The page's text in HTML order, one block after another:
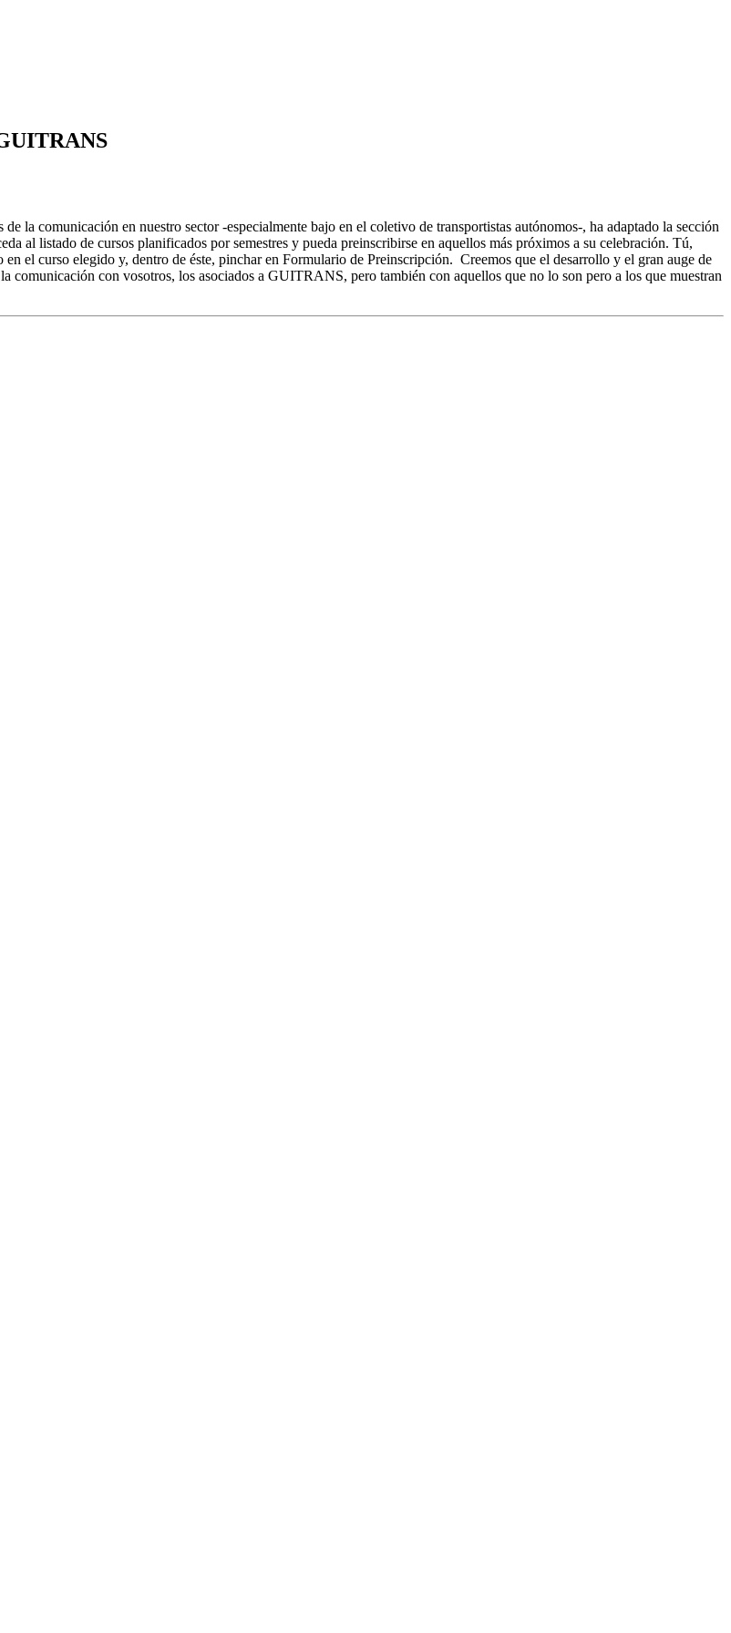
la comunicación en nuestro sector -especialmente bajo en el coletivo de transportistas autónomos-, ha adaptado la sección
al listado de cursos planificados por semestres y pueda preinscribirse en aquellos más próximos a su celebración. Tú,
el curso elegido y, dentro de éste, pinchar en Formulario de Preinscripción. Creemos que el desarrollo y el gran auge de
comunicación con vosotros, los asociados a GUITRANS, pero también con aquellos que no lo son pero a los que muestran